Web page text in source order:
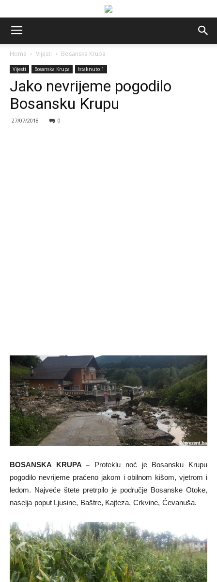
Home Vijesti Bosanska Krupa
Vijesti Bosanska Krupa Istaknuto 1
Jako nevrijeme pogodilo
Bosansku Krupu
27/07/2018 0
BOSANSKA KRUPA – Proteklu noć je Bosansku Krupu
pogodilo nevrijeme praćeno jakom i obilnom kišom, vjetrom i
ledom. Najveće štete pretrpilo je područje Bosanske Otoke,
naselja poput Ljusine, Baštre, Kajteza, Crkvine, Ćevanuša.